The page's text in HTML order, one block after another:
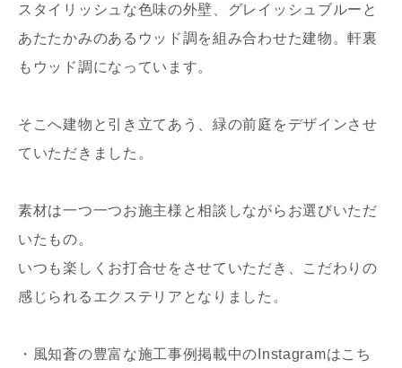
スタイリッシュな色味の外壁、グレイッシュブルーと
あたたかみのあるウッド調を組み合わせた建物。軒裏
もウッド調になっています。
そこへ建物と引き立てあう、緑の前庭をデザインさせ
ていただきました。
素材は一つ一つお施主様と相談しながらお選びいただ
いたもの。
いつも楽しくお打合せをさせていただき、こだわりの
感じられるエクステリアとなりました。
・風知蒼の豊富な施工事例掲載中のInstagramはこち